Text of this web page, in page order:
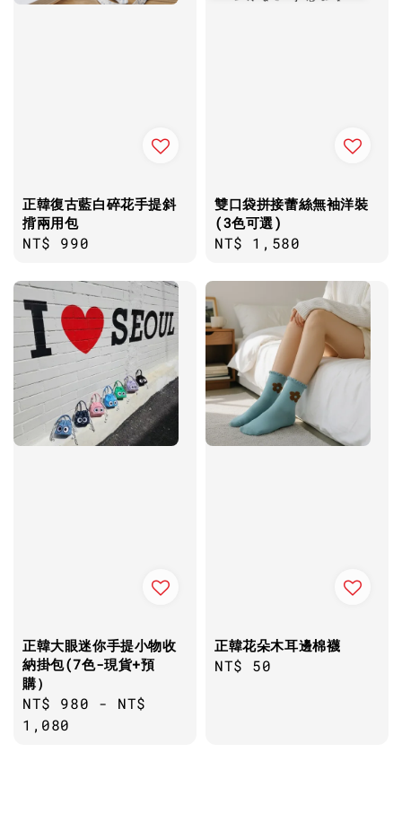
正韓復古藍白碎花手提斜
揹兩用包
Regular
NT$ 990
雙口袋拼接蕾絲無袖洋裝
(3色可選)
Regular
NT$ 1,580
正韓大眼迷你手提小物收
納掛包(7色-現貨+預
購）
Regular
price
NT$ 980 - NT$
1,080
正韓花朵木耳邊棉襪
Regular
NT$ 50